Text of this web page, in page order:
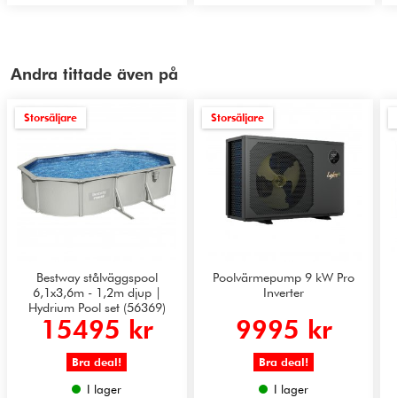
Andra tittade även på
Storsäljare
Bestway stålväggspool
6,1x3,6m - 1,2m djup |
Hydrium Pool set (56369)
15495 kr
Bra deal!
I lager
Storsäljare
Poolvärmepump 9 kW Pro
Inverter
9995 kr
Bra deal!
I lager